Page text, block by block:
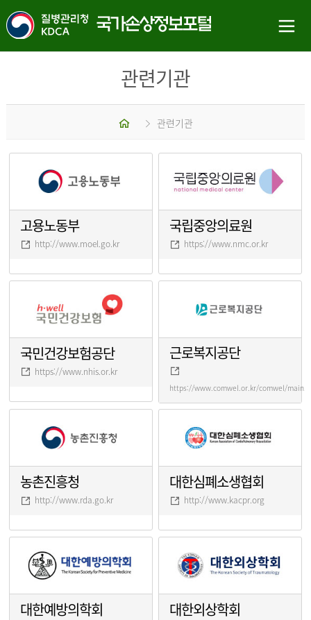
관련기관
홈 관련기관
고용노동부
http://www.moel.go.kr
국립중앙의료원
https://www.nmc.or.kr
국민건강보험공단
https://www.nhis.or.kr
근로복지공단
https://www.comwel.or.kr/comwel/
농촌진흥청
http://www.rda.go.kr
대한심폐소생협회
http://www.kacpr.org
대한예방의학회 대한외상학회